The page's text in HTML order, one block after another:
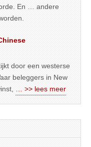
En … andere
door een westerse
beleggers in New
… >> lees meer